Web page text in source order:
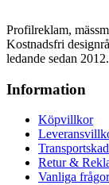
Profilreklam,
Kostnadsfri
ledande sedan 2012.
Information
Köpvillkor
Retur &
Vanliga frågor